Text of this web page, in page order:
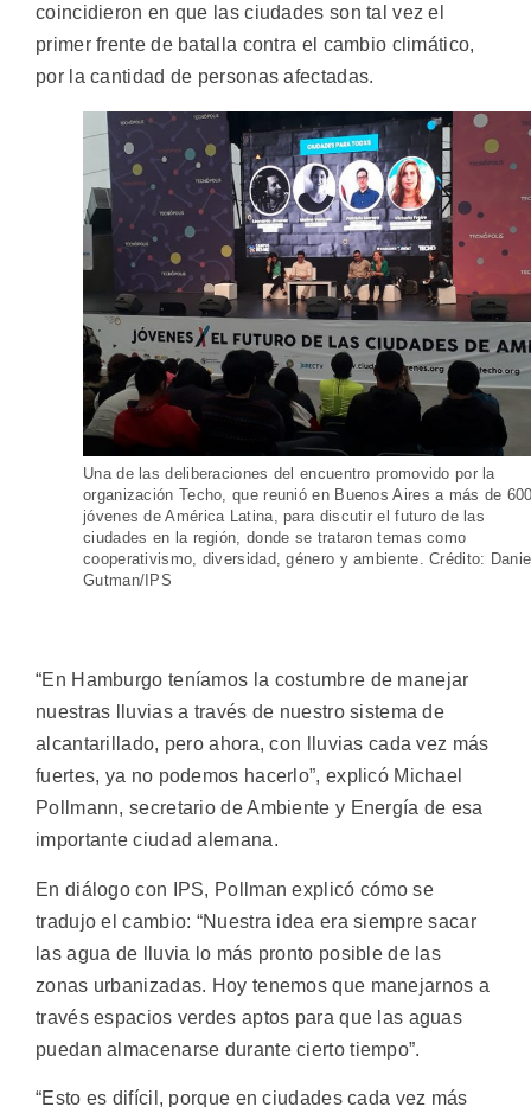
coincidieron en que las ciudades son tal vez el
primer frente de batalla contra el cambio climático,
por la cantidad de personas afectadas.
Una de las deliberaciones del encuentro promovido por la
organización Techo, que reunió en Buenos Aires a más de
jóvenes de América Latina, para discutir el futuro de las
ciudades en la región, donde se trataron temas como
cooperativismo, diversidad, género y ambiente. Crédito:
Gutman/IPS
“En Hamburgo teníamos la costumbre de manejar
nuestras lluvias a través de nuestro sistema de
alcantarillado, pero ahora, con lluvias cada vez más
fuertes, ya no podemos hacerlo”, explicó Michael
Pollmann, secretario de Ambiente y Energía de esa
importante ciudad alemana.
En diálogo con IPS, Pollman explicó cómo se
tradujo el cambio: “Nuestra idea era siempre sacar
las agua de lluvia lo más pronto posible de las
zonas urbanizadas. Hoy tenemos que manejarnos a
través espacios verdes aptos para que las aguas
puedan almacenarse durante cierto tiempo”.
“Esto es difícil, porque en ciudades cada vez más